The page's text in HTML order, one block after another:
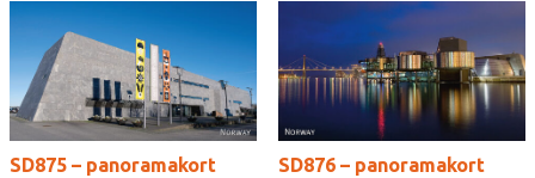
SD875 – panoramakort SD876 – panoramakort